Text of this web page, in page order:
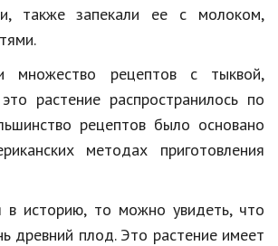
отношения
также запекали ее с молоком,
множество рецептов с тыквой,
растение распространилось по
рецептов было основано
методах приготовления
в историю, то можно увидеть, что
древний плод. Это растение имеет